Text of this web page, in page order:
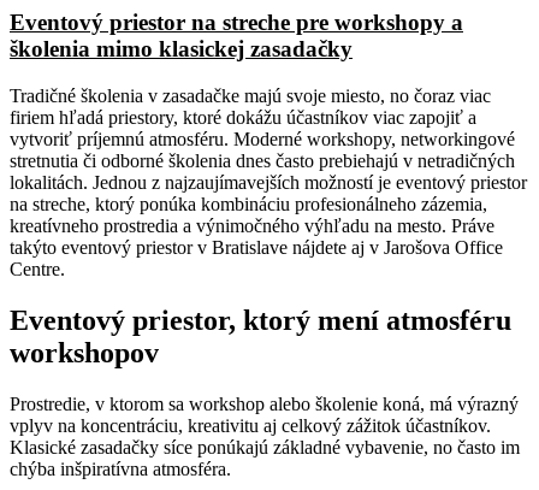
Eventový priestor na streche pre workshopy a
školenia mimo klasickej zasadačky
Tradičné školenia v zasadačke majú svoje miesto, no čoraz viac
firiem hľadá priestory, ktoré dokážu účastníkov viac zapojiť a
vytvoriť príjemnú atmosféru. Moderné workshopy, networkingové
stretnutia či odborné školenia dnes často prebiehajú v netradičných
lokalitách. Jednou z najzaujímavejších možností je eventový priestor
na streche, ktorý ponúka kombináciu profesionálneho zázemia,
kreatívneho prostredia a výnimočného výhľadu na mesto. Práve
takýto eventový priestor v Bratislave nájdete aj v Jarošova Office
Centre.
Eventový priestor, ktorý mení atmosféru
workshopov
Prostredie, v ktorom sa workshop alebo školenie koná, má výrazný
vplyv na koncentráciu, kreativitu aj celkový zážitok účastníkov.
Klasické zasadačky síce ponúkajú základné vybavenie, no často im
chýba inšpiratívna atmosféra.